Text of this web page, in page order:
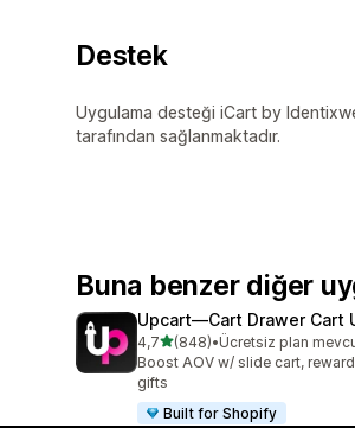
Destek
Uygulama desteği iCart by
tarafından sağlanmaktadır.
Buna benzer diğer
Upcart—Cart Drawer Cart
4,75 yıldız üzerinden
(848)
toplam 848 değerlendirme
•Ücretsiz plan
Boost AOV w/ slide cart,
gifts
Built for Shopify